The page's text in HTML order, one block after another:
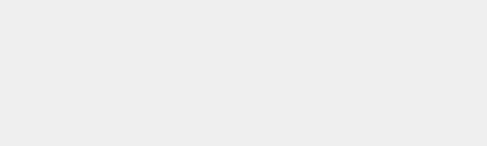
и каждый день разная.К магазину
чуть больше Димитры и есть
сторону,что просто не прилично по
из аэропорта в 30 метрах остановка